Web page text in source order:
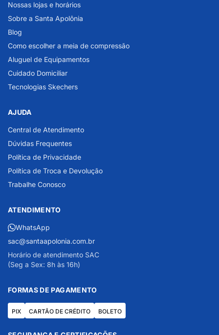
Nossas lojas e horários
Sobre a Santa Apolônia
Blog
Como escolher a meia de compressão
Aluguel de Equipamentos
Cuidado Domiciliar
Tecnologias Skechers
AJUDA
Central de Atendimento
Dúvidas Frequentes
Política de Privacidade
Política de Troca e Devolução
Trabalhe Conosco
ATENDIMENTO
WhatsApp
sac@santaapolonia.com.br
Horário de atendimento SAC
(Seg a Sex: 8h às 16h)
FORMAS DE PAGAMENTO
PIX CARTÃO DE CRÉDITO BOLETO